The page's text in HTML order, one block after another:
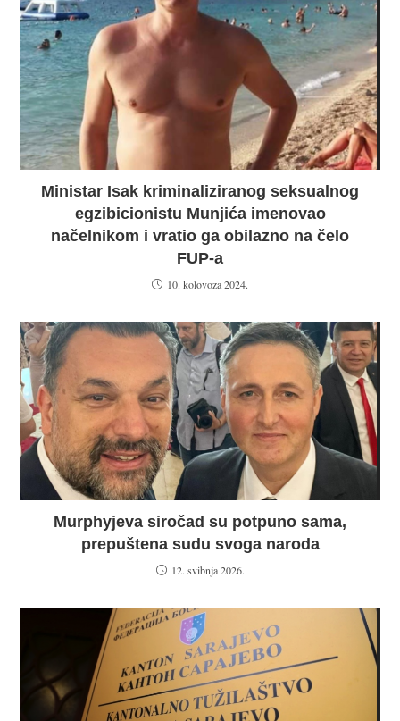
Ministar Isak kriminaliziranog seksualnog
egzibicionistu Munjića imenovao
načelnikom i vratio ga obilazno na čelo
FUP-a
10. kolovoza 2024.
Murphyjeva siročad su potpuno sama,
prepuštena sudu svoga naroda
12. svibnja 2026.